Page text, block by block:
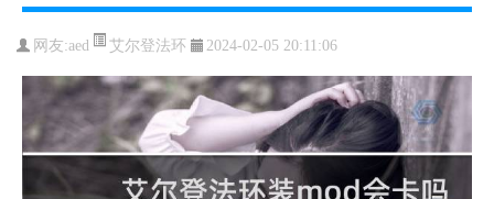
网友:aed 艾尔登法环 2024-02-05 20:11:06